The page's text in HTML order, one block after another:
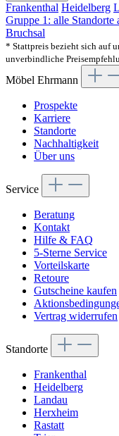
Frankenthal Heidelberg
Gruppe 1: alle Standorte
Bruchsal
* Stattpreis bezieht sich auf
unverbindliche
Möbel Ehrmann
Prospekte
Karriere
Standorte
Nachhaltigkeit
Über uns
Service
Beratung
Kontakt
Hilfe & FAQ
5-Sterne Service
Vorteilskarte
Retoure
Gutscheine kaufen
Vertrag widerrufen
Standorte
Frankenthal
Heidelberg
Landau
Herxheim
Rastatt